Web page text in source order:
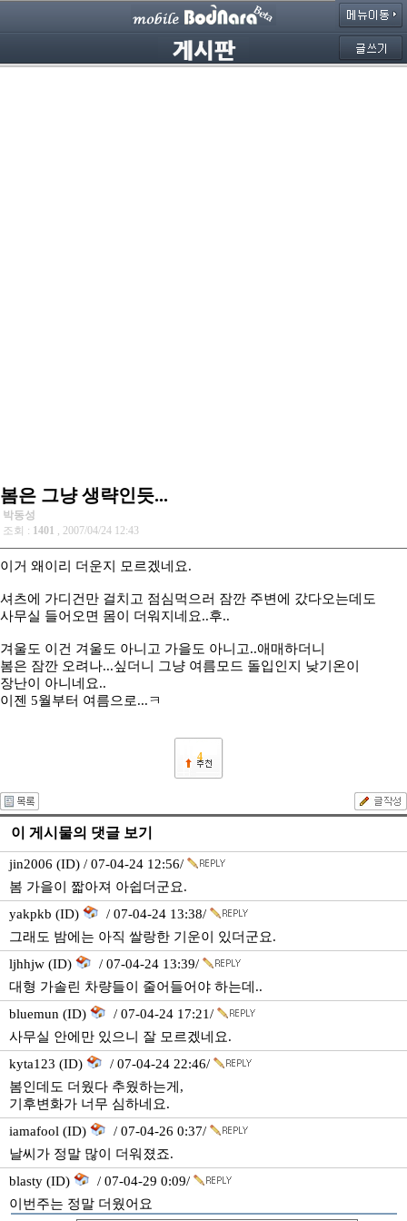
봄은 그냥 생략인듯...
박동성
조회 : 1401 , 2007/04/24 12:43
이거 왜이리 더운지 모르겠네요.
셔츠에 가디건만 걸치고 점심먹으러 잠깐 주변에 갔다오는데도
사무실 들어오면 몸이 더워지네요..후..
겨울도 이건 겨울도 아니고 가을도 아니고..애매하더니
봄은 잠깐 오려나...싶더니 그냥 여름모드 돌입인지 낮기온이
장난이 아니네요..
이젠 5월부터 여름으로...ㅋ
4
이 게시물의 댓글 보기
jin2006 (ID) / 07-04-24 12:56/
봄 가을이 짧아져 아쉽더군요.
yakpkb (ID)
/ 07-04-24 13:38/
그래도 밤에는 아직 쌀랑한 기운이 있더군요.
ljhhjw (ID)
/ 07-04-24 13:39/
대형 가솔린 차량들이 줄어들어야 하는데..
bluemun (ID)
/ 07-04-24 17:21/
사무실 안에만 있으니 잘 모르겠네요.
kyta123 (ID)
/ 07-04-24 22:46/
봄인데도 더웠다 추웠하는게,
기후변화가 너무 심하네요.
iamafool (ID)
/ 07-04-26 0:37/
날씨가 정말 많이 더워졌죠.
blasty (ID)
/ 07-04-29 0:09/
이번주는 정말 더웠어요